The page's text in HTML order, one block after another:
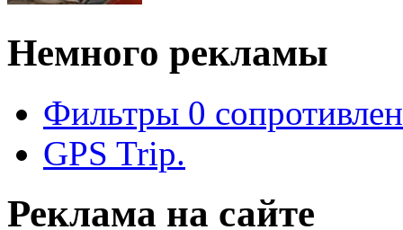
Немного рекламы
Фильтры 0
GPS Trip.
Реклама на сайте